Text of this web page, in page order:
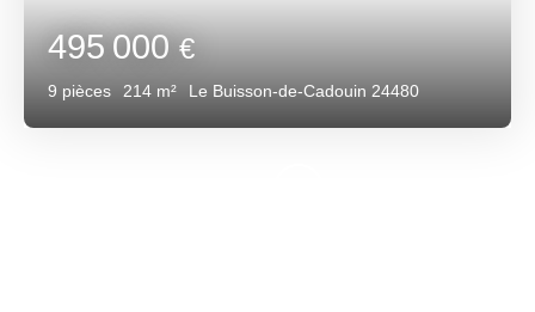
495 000€
9 pièces 214 m² Le Buisson-de-Cadouin 24480